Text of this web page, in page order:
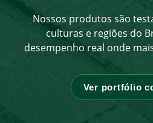
Nossos produtos são
culturas e regiões do
desempenho real onde
Ver portfólio